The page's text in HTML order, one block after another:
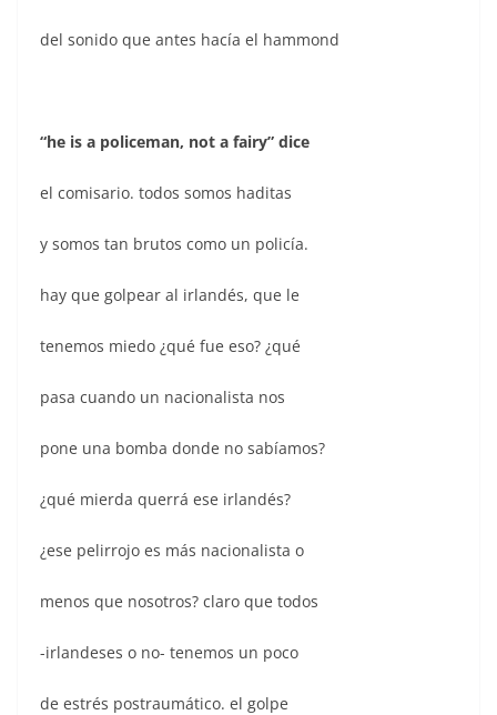
del sonido que antes hacía el hammond
“he is a policeman, not a fairy” dice
el comisario. todos somos haditas
y somos tan brutos como un policía.
hay que golpear al irlandés, que le
tenemos miedo ¿qué fue eso? ¿qué
pasa cuando un nacionalista nos
pone una bomba donde no sabíamos?
¿qué mierda querrá ese irlandés?
¿ese pelirrojo es más nacionalista o
menos que nosotros? claro que todos
-irlandeses o no- tenemos un poco
de estrés postraumático. el golpe